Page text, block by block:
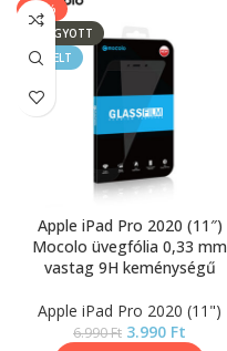
-43%
ELFOGYOTT
KIEMELT
Apple iPad Pro 2020 (11″)
Mocolo üvegfólia 0,33 mm
vastag 9H keménységű
Apple iPad Pro 2020 (11")
6.990Ft 3.990 Ft